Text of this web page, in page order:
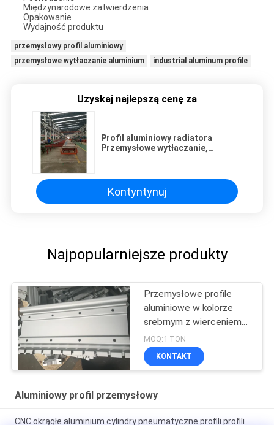
Międzynarodowe zatwierdzenia
Opakowanie
Wydajność produktu
przemysłowy profil aluminiowy
przemysłowe wytłaczanie aluminium
industrial aluminum profile
Uzyskaj najlepszą cenę za
Profil aluminiowy radiatora
Przemysłowe wytłaczanie,
Kontyntynuj
Najpopularniejsze produkty
Przemysłowe profile
aluminiowe w kolorze
srebrnym z wierceniem
CNC
MOQ:1 TON
KONTAKT
Aluminiowy profil przemysłowy
CNC okrągłe aluminium cylindry pneumatyczne profili profili